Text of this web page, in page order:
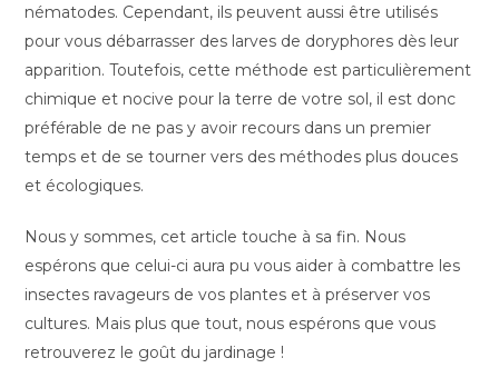
nématodes. Cependant, ils peuvent aussi être utilisés
pour vous débarrasser des larves de doryphores dès leur
apparition. Toutefois, cette méthode est particulièrement
chimique et nocive pour la terre de votre sol, il est donc
préférable de ne pas y avoir recours dans un premier
temps et de se tourner vers des méthodes plus douces
et écologiques.
Nous y sommes, cet article touche à sa fin. Nous
espérons que celui-ci aura pu vous aider à combattre les
insectes ravageurs de vos plantes et à préserver vos
cultures. Mais plus que tout, nous espérons que vous
retrouverez le goût du jardinage !